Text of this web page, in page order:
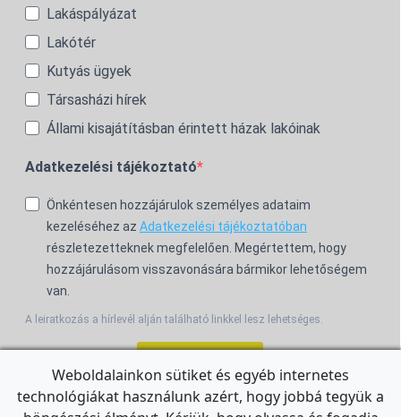
Lakáspályázat
Lakótér
Kutyás ügyek
Társasházi hírek
Állami kisajátításban érintett házak lakóinak
Adatkezelési tájékoztató
Önkéntesen hozzájárulok személyes adataim
kezeléséhez az Adatkezelési tájékoztatóban
részletezetteknek megfelelően. Megértettem, hogy
hozzájárulásom visszavonására bármikor lehetőségem
van.
A leiratkozás a hírlevél alján található linkkel lesz lehetséges.
For the English Newsletter, clickHERE.
Weboldalainkon sütiket és egyéb internetes
technológiákat használunk azért, hogy jobbá tegyük a